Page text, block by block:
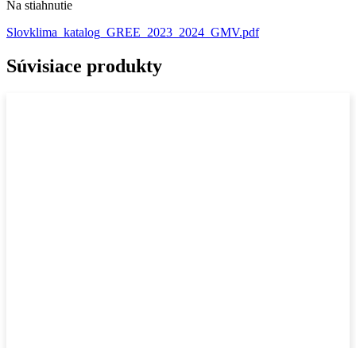
Na stiahnutie
Slovklima_katalog_GREE_2023_2024_GMV.pdf
Súvisiace produkty